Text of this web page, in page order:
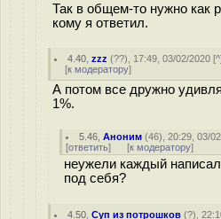
Так в общем-то нужно как
кому я ответил.
4.40 ,zzz (??), 17:49, 03/02/2020 [^
[к модератору]
А потом все дружно
1%.
5.46 ,Аноним (46), 20:29, 03/
[ответить] [к модератору]
неужели каждый
под себя?
4.50 ,Суп из потрошков (?),